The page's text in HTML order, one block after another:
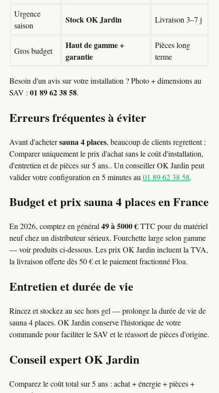
Urgence
saison
Stock OK Jardin Livraison 3–7 j
Gros budget
Haut de gamme +
garantie
Pièces long
terme
Besoin d'un avis sur votre installation ? Photo + dimensions au
SAV :01 89 62 38 58.
Erreurs fréquentes à éviter
Avant d'achetersauna 4 places, beaucoup de clients regrettent :
Comparer uniquement le prix d'achat sans le coût d'installation,
d'entretien et de pièces sur 5 ans.. Un conseiller OK Jardin peut
valider votre configuration en 5 minutes au01 89 62 38 58.
Budget et prix sauna 4 places en France
En 2026, comptez en général49 à 5000 €TTC pour du matériel
neuf chez un distributeur sérieux. Fourchette large selon gamme
— voir produits ci-dessous. Les prix OK Jardin incluent la TVA,
la livraison offerte dès 50 € et le paiement fractionné Floa.
Entretien et durée de vie
Rincez et stockez au sec hors gel — prolonge la durée de vie de
sauna 4 places. OK Jardin conserve l'historique de votre
commande pour faciliter le SAV et le réassort de pièces d'origine.
Conseil expert OK Jardin
Comparez le coût total sur 5 ans : achat + énergie + pièces +